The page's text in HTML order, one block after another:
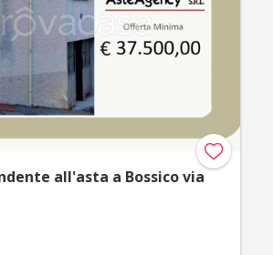
all'asta a Bossico via